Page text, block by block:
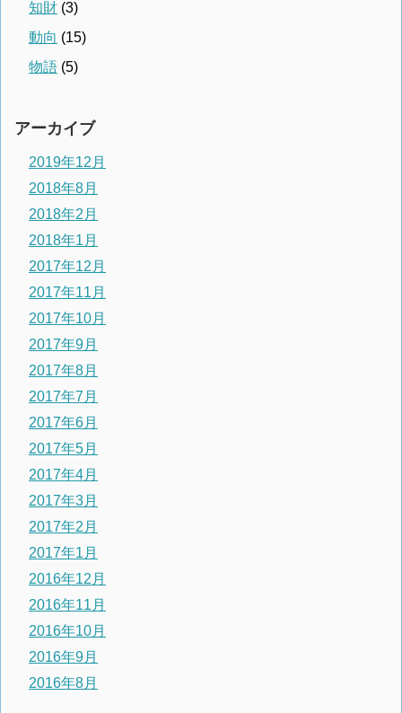
知財 (3)
動向 (15)
物語 (5)
アーカイブ
2019年12月
2018年8月
2018年2月
2018年1月
2017年12月
2017年11月
2017年10月
2017年9月
2017年8月
2017年7月
2017年6月
2017年5月
2017年4月
2017年3月
2017年2月
2017年1月
2016年12月
2016年11月
2016年10月
2016年9月
2016年8月